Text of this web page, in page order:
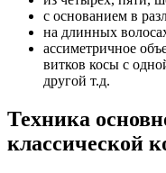
с основанием в
на длинных
ассиметричное
витков косы с
другой т.д.
Техника
классической